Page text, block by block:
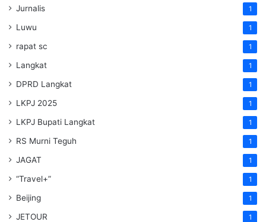
Jurnalis 1
Luwu 1
rapat sc 1
Langkat 1
DPRD Langkat 1
LKPJ 2025 1
LKPJ Bupati Langkat 1
RS Murni Teguh 1
JAGAT 1
“Travel+” 1
Beijing 1
JETOUR 1